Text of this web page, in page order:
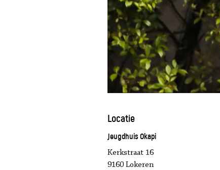
Locatie
Jeugdhuis Okapi
Kerkstraat 16
9160 Lokeren